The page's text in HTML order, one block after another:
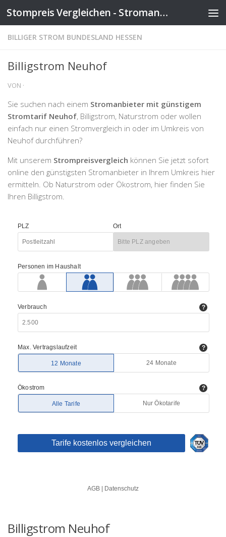
Zum Inhalt springen Stompreis Vergleichen - Stromanbieter wechseln
BILLIGER STROM BUNDESLAND HESSEN
Billigstrom Neuhof
VON ·
Sie suchen nach einem Stromanbieter mit günstigem
Stromtarif Neuhof, Billigstrom, Naturstrom oder wollen
einfach nur einen Stromvergleich in oder im Umkreis von
Neuhof durchführen?
Mit unserem Strompreisvergleich können Sie jetzt sofort
online den günstigsten Stromanbieter in Ihrem Umkreis hier
ermitteln. Ob Naturstrom oder Ökostrom, hier finden Sie
Ihren Billigstrom.
Billigstrom Neuhof